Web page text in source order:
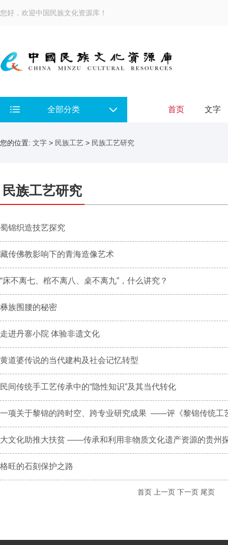
您好，欢迎中国民族文化资源库！
全部分类 首页 文字
您的位置: 文字 > 民族工艺 > 民族工艺研究
民族工艺研究
蜀锦织造技艺探究
藏传佛教影响下的青海造像艺术
“床不离七、棺不离八、桌不离九”，什么讲究？
彝族围腰的秘密
走进丹寨小院 体验非遗文化
黄道婆传说的当代建构及社会记忆转型
民间传统手工艺传承中的“隐性知识”及其当代转化
一项关于黎锦的跨时空、跨专业研究成果 ——评《黎锦传统工
大文化助推大扶贫 ——传承和利用非物质文化遗产资源的贵州
格旺的石刻保护之路
首页 上一页 下一页 尾页